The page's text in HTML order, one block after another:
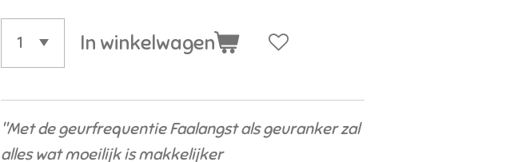
In winkelwagen
"Met de geurfrequentie Faalangst als geuranker zal
alles wat moeilijk is makkelijker